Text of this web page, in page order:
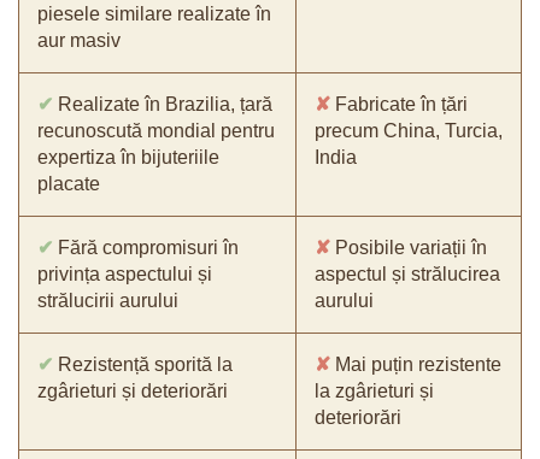
piesele similare realizate în
aur masiv
✔ Realizate în Brazilia, țară
recunoscută mondial pentru
expertiza în bijuteriile
placate
✘ Fabricate în țări
precum China, Turcia,
India
✔ Fără compromisuri în
privința aspectului și
strălucirii aurului
✘ Posibile variații în
aspectul și strălucirea
aurului
✔ Rezistență sporită la
zgârieturi și deteriorări
✘ Mai puțin rezistente
la zgârieturi și
deteriorări